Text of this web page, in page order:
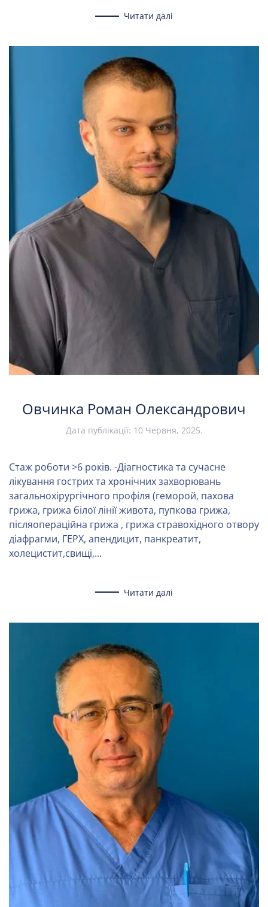
Читати далі
Овчинка Роман Олександрович
Дата публікації: 10 Червня, 2025.
Стаж роботи >6 років. -Діагностика та сучасне
лікування гострих та хронічних захворювань
загальнохірургічного профіля (геморой, пахова
грижа, грижа білої лінії живота, пупкова грижа,
післяопераційна грижа , грижа стравохідного отвору
діафрагми, ГЕРХ, апендицит, панкреатит,
холецистит,свищі,...
Читати далі